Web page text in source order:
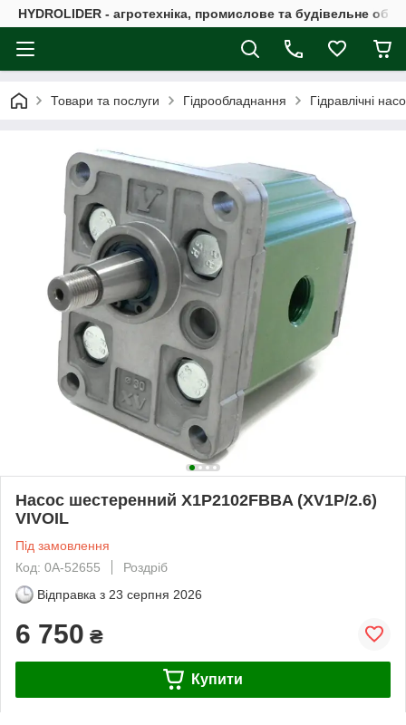
HYDROLIDER - агротехніка, промислове та будівельне
Товари та послуги Гідрообладнання Гідравлічні
Насос шестеренний X1P2102FBBA (XV1P/2.6)
VIVOIL
Під замовлення
Код: 0А-52655
Роздріб
Відправка з 23 серпня 2026
6 750 ₴
Купити